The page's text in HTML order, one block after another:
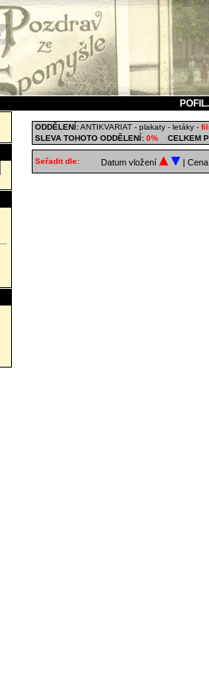
ODDĚLENÍ:ANTIKVARIAT - plakaty - letáky -
SLEVA TOHOTO ODDĚLENÍ: 0% CELKEM
Seřadit dle: Datum vložení |